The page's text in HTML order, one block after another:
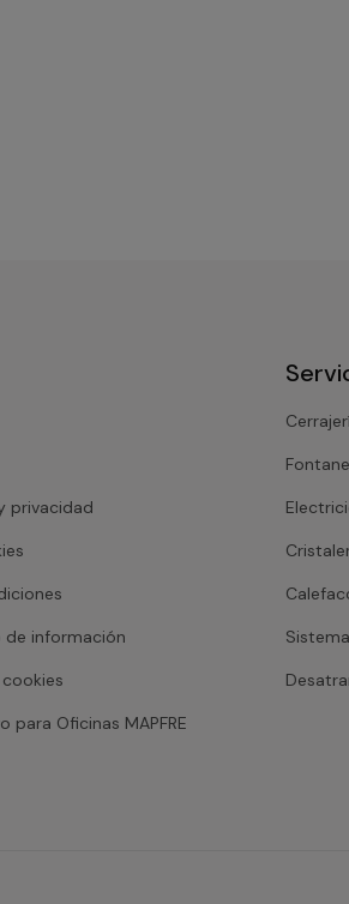
privacidad
de información
para Oficinas MAPFRE